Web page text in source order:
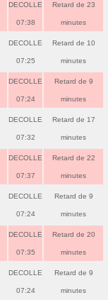
DECOLLE
07:38
Retard de 23
minutes
DECOLLE
07:25
Retard de 10
minutes
DECOLLE
07:24
Retard de 9
minutes
DECOLLE
07:32
Retard de 17
minutes
DECOLLE
07:37
Retard de 22
minutes
DECOLLE
07:24
Retard de 9
minutes
DECOLLE
07:35
Retard de 20
minutes
DECOLLE
07:24
Retard de 9
minutes